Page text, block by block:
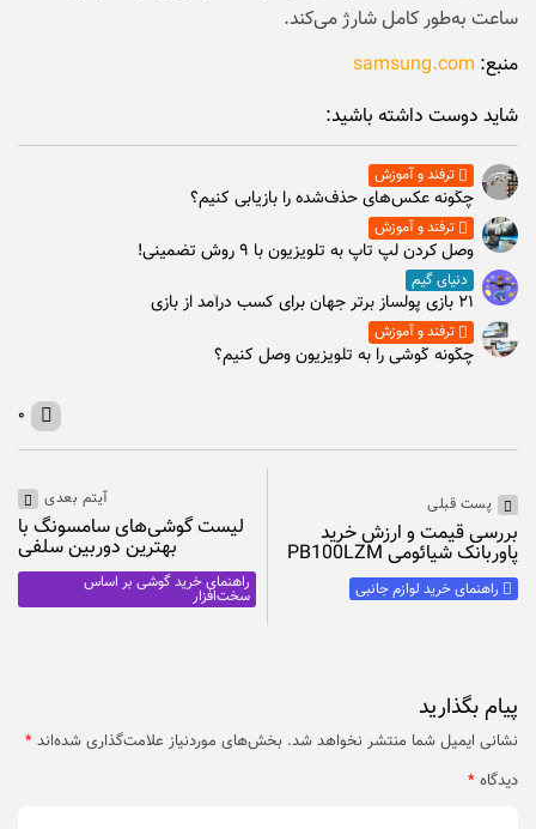
ساعت به‌طور کامل شارژ می‌کند.
منبع: samsung.com
شاید دوست داشته باشید:
ترفند و آموزش
چگونه عکس‌های حذف‌شده را بازیابی کنیم؟
ترفند و آموزش
وصل كردن لپ تاپ به تلويزيون با ۹ روش تضمینی!
دنیای گیم
۲۱ بازی پولساز برتر جهان برای کسب درآمد از بازی
ترفند و آموزش
چگونه گوشی را به تلویزیون وصل کنیم؟
۰
پست قبلی
بررسی قیمت و ارزش خرید
پاوربانک شیائومی PB100LZM
راهنمای خرید لوازم جانبی
آیتم بعدی
لیست گوشی‌های سامسونگ با
بهترین دوربین سلفی
راهنمای خرید گوشی بر اساس
سخت‌افزار
پیام بگذارید
نشانی ایمیل شما منتشر نخواهد شد. بخش‌های موردنیاز علامت‌گذاری شده‌اند *
دیدگاه *